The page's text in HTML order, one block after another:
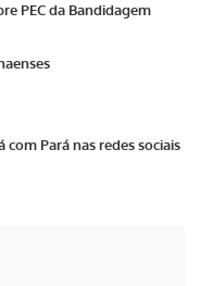
PEC da Bandidagem
Pará nas redes sociais